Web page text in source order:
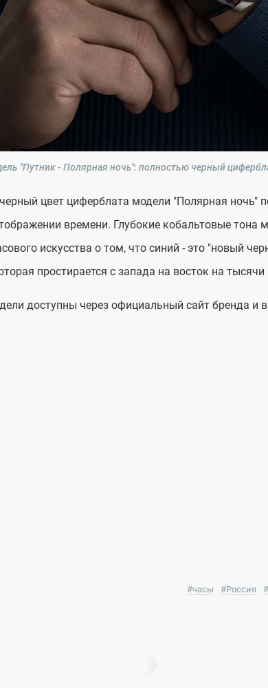
"Путник - Полярная ночь": полностью черный
цвет циферблата модели "Полярная ночь"
времени. Глубокие кобальтовые тона
искусства о том, что синий - это "новый
простирается с запада на восток на
доступны через официальный сайт бренда и
#часы #Россия #